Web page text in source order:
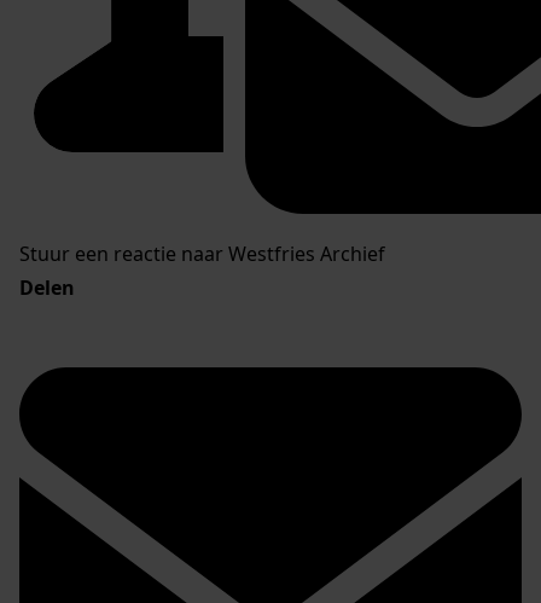
Stuur een reactie naar Westfries Archief
Delen